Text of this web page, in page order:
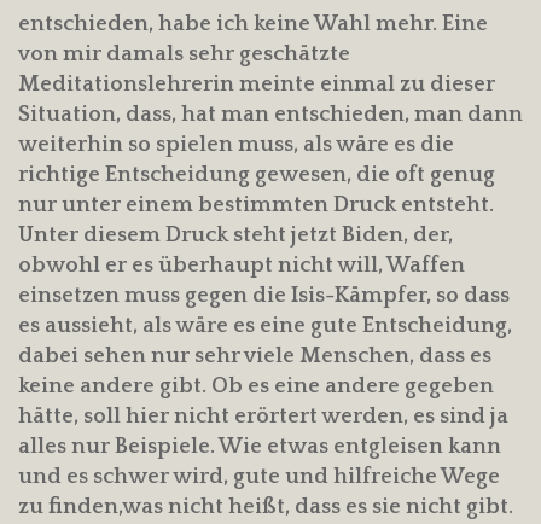
entschieden, habe ich keine Wahl mehr. Eine
von mir damals sehr geschätzte
Meditationslehrerin meinte einmal zu dieser
Situation, dass, hat man entschieden, man dann
weiterhin so spielen muss, als wäre es die
richtige Entscheidung gewesen, die oft genug
nur unter einem bestimmten Druck entsteht.
Unter diesem Druck steht jetzt Biden, der,
obwohl er es überhaupt nicht will, Waffen
einsetzen muss gegen die Isis-Kämpfer, so dass
es aussieht, als wäre es eine gute Entscheidung,
dabei sehen nur sehr viele Menschen, dass es
keine andere gibt. Ob es eine andere gegeben
hätte, soll hier nicht erörtert werden, es sind ja
alles nur Beispiele. Wie etwas entgleisen kann
und es schwer wird, gute und hilfreiche Wege
zu finden,was nicht heißt, dass es sie nicht gibt.